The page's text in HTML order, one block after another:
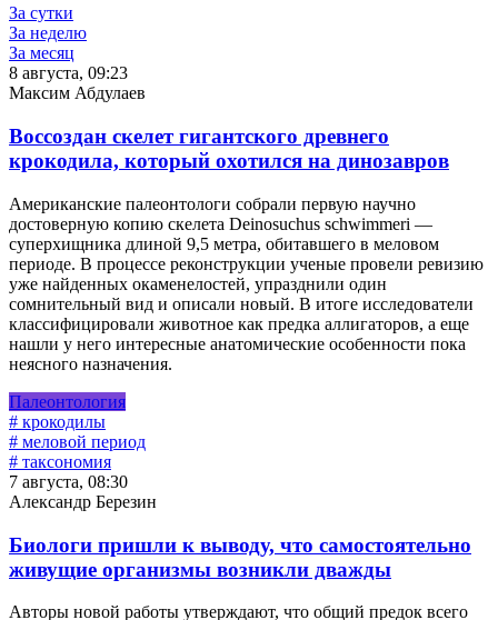
За сутки
За неделю
За месяц
8 августа, 09:23
Максим Абдулаев
Воссоздан скелет гигантского древнего
крокодила, который охотился на динозавров
Американские палеонтологи собрали первую научно
достоверную копию скелета Deinosuchus schwimmeri —
суперхищника длиной 9,5 метра, обитавшего в меловом
периоде. В процессе реконструкции ученые провели ревизию
уже найденных окаменелостей, упразднили один
сомнительный вид и описали новый. В итоге исследователи
классифицировали животное как предка аллигаторов, а еще
нашли у него интересные анатомические особенности пока
неясного назначения.
Палеонтология
# крокодилы
# меловой период
# таксономия
7 августа, 08:30
Александр Березин
Биологи пришли к выводу, что самостоятельно
живущие организмы возникли дважды
Авторы новой работы утверждают, что общий предок всего